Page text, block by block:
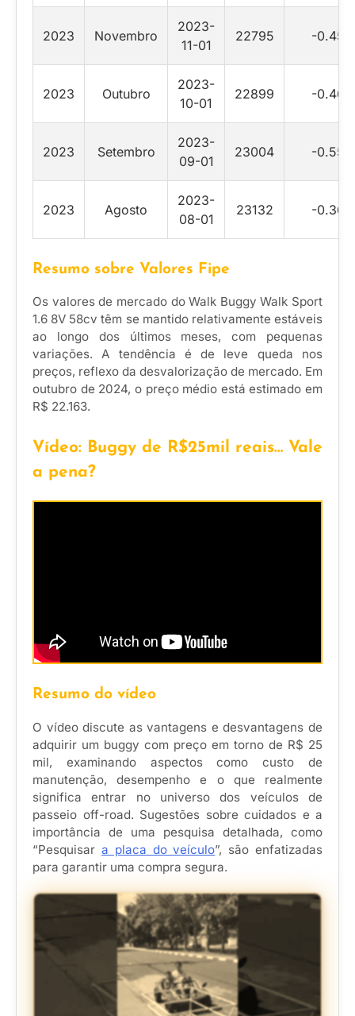
2023 Novembro
2023-
11-01
22795 -0.45
2023 Outubro
2023-
10-01
22899 -0.46
2023 Setembro
2023-
09-01
23004 -0.55
2023 Agosto
2023-
08-01
23132 -0.36
Resumo sobre Valores Fipe
Os valores de mercado do Walk Buggy Walk Sport
1.6 8V 58cv têm se mantido relativamente estáveis
ao longo dos últimos meses, com pequenas
variações. A tendência é de leve queda nos
preços, reflexo da desvalorização de mercado. Em
outubro de 2024, o preço médio está estimado em
R$ 22.163.
Vídeo: Buggy de R$25mil reais… Vale
a pena?
Resumo do vídeo
O vídeo discute as vantagens e desvantagens de
adquirir um buggy com preço em torno de R$ 25
mil, examinando aspectos como custo de
manutenção, desempenho e o que realmente
significa entrar no universo dos veículos de
passeio off-road. Sugestões sobre cuidados e a
importância de uma pesquisa detalhada, como
“Pesquisar a placa do veículo”, são enfatizadas
para garantir uma compra segura.